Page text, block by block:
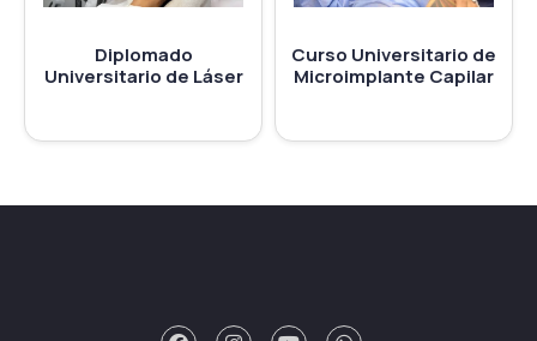
Diplomado
Universitario de Láser
Curso Universitario de
Microimplante Capilar